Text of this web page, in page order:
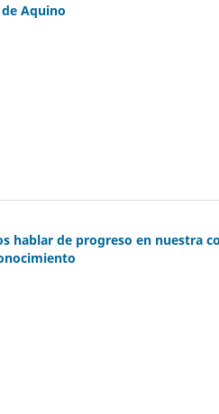
Aquino
hablar de progreso en nuestra